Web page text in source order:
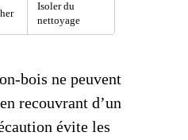
Isoler du
nettoyage
bois ne peuvent
recouvrant d’un
évite les